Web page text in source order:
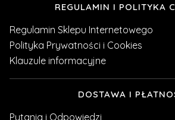
REGULAMIN I POLITYKA
Regulamin Sklepu Internetowego
Polityka Prywatności i Cookies
Klauzule informacyjne
DOSTAWA I
Pytania i Odpowiedzi